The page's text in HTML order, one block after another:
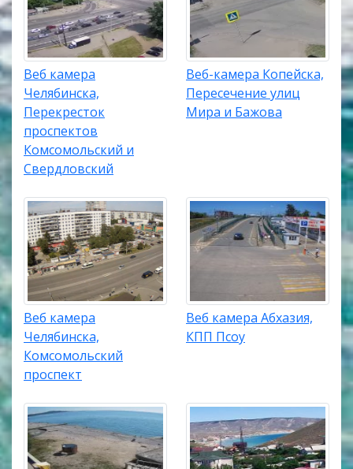
Веб камера
Челябинска,
Перекресток
проспектов
Комсомольский и
Свердловский
Веб-камера Копейска,
Пересечение улиц
Мира и Бажова
Веб камера
Челябинска,
Комсомольский
проспект
Веб камера Абхазия,
КПП Псоу